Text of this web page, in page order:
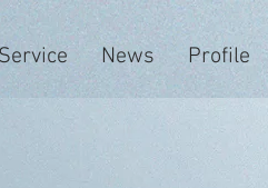
Service News Profile